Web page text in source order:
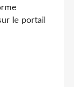
le portail